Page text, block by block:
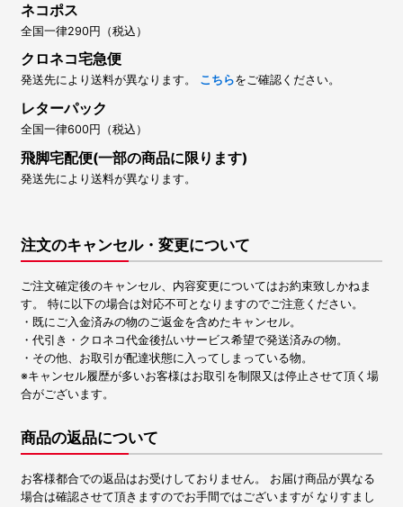
ネコポス
全国一律290円（税込）
クロネコ宅急便
発送先により送料が異なります。 こちらをご確認ください。
レターパック
全国一律600円（税込）
飛脚宅配便(一部の商品に限ります)
発送先により送料が異なります。
注文のキャンセル・変更について
ご注文確定後のキャンセル、内容変更についてはお約束致しかねま
す。 特に以下の場合は対応不可となりますのでご注意ください。
・既にご入金済みの物のご返金を含めたキャンセル。
・代引き・クロネコ代金後払いサービス希望で発送済みの物。
・その他、お取引が配達状態に入ってしまっている物。
※キャンセル履歴が多いお客様はお取引を制限又は停止させて頂く場
合がございます。
商品の返品について
お客様都合での返品はお受けしておりません。 お届け商品が異なる
場合は確認させて頂きますのでお手間ではございますが なりすまし